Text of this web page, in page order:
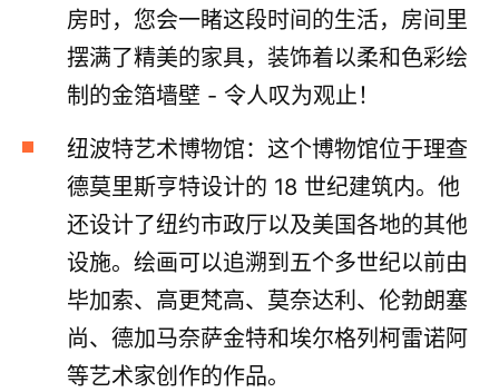
房时，您会一睹这段时间的生活，房间里
摆满了精美的家具，装饰着以柔和色彩绘
制的金箔墙壁 - 令人叹为观止！
纽波特艺术博物馆：这个博物馆位于理查
德莫里斯亨特设计的 18 世纪建筑内。他
还设计了纽约市政厅以及美国各地的其他
设施。绘画可以追溯到五个多世纪以前由
毕加索、高更梵高、莫奈达利、伦勃朗塞
尚、德加马奈萨金特和埃尔格列柯雷诺阿
等艺术家创作的作品。